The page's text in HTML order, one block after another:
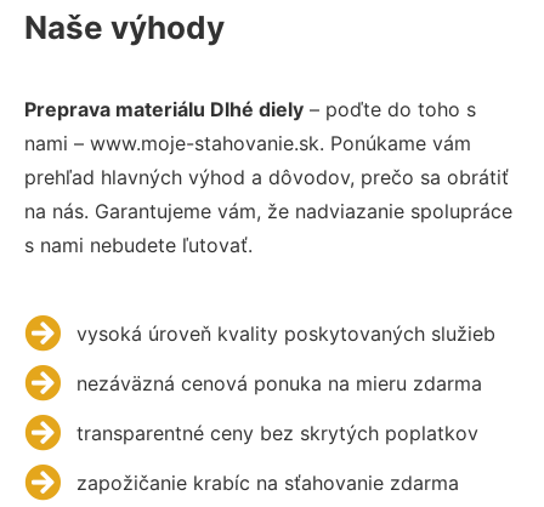
Naše výhody
Preprava materiálu Dlhé diely – poďte do toho s
nami – www.moje-stahovanie.sk. Ponúkame vám
prehľad hlavných výhod a dôvodov, prečo sa obrátiť
na nás. Garantujeme vám, že nadviazanie spolupráce
s nami nebudete ľutovať.
vysoká úroveň kvality poskytovaných služieb
nezáväzná cenová ponuka na mieru zdarma
transparentné ceny bez skrytých poplatkov
zapožičanie krabíc na sťahovanie zdarma